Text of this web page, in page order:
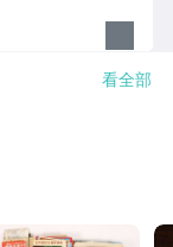
看全部